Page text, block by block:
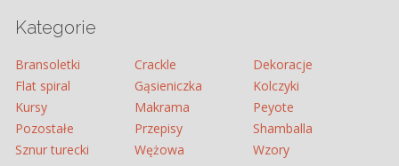
Kategorie
Bransoletki Crackle
Dekoracje
Flat spiral
Gąsieniczka
Kolczyki
Kursy
Makrama
Peyote
Pozostałe
Przepisy
Shamballa
Sznur turecki
Wężowa Wzory